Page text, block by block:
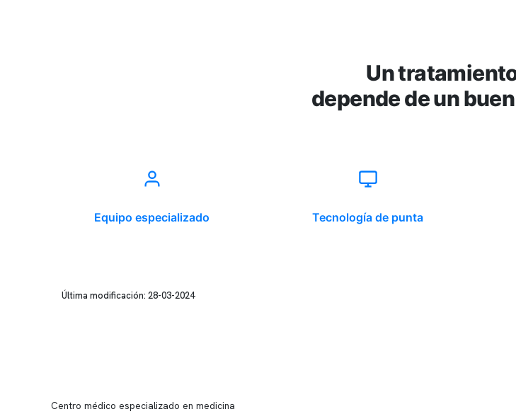
Un
depende de un
Equipo especializado Tecnología de punta
Última modificación: 28-03-2024
Centro médico especializado en medicina